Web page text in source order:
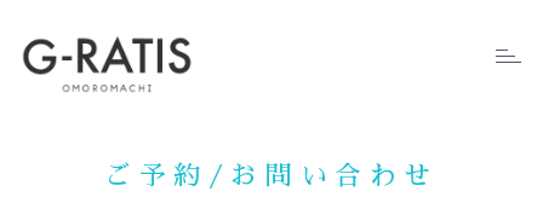
ご予約/お問い合わせ